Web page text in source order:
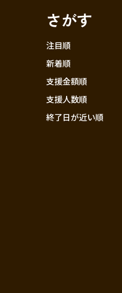
さがす
注目順
新着順
支援金額順
支援人数順
終了日が近い順